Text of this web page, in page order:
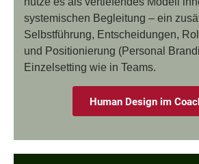
systemischen Begleitung – ein
Selbstführung, Entscheidungen,
und Positionierung (Personal
Einzelsetting wie in Teams.
Human Design im